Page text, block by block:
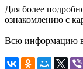
Для более
ознакомлению с
Всю информацию в